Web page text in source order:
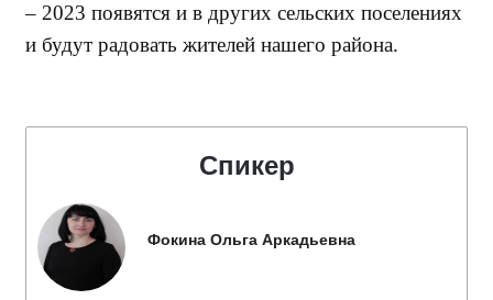
– 2023 появятся и в других сельских поселениях
и будут радовать жителей нашего района.
Спикер
Фокина Ольга Аркадьевна